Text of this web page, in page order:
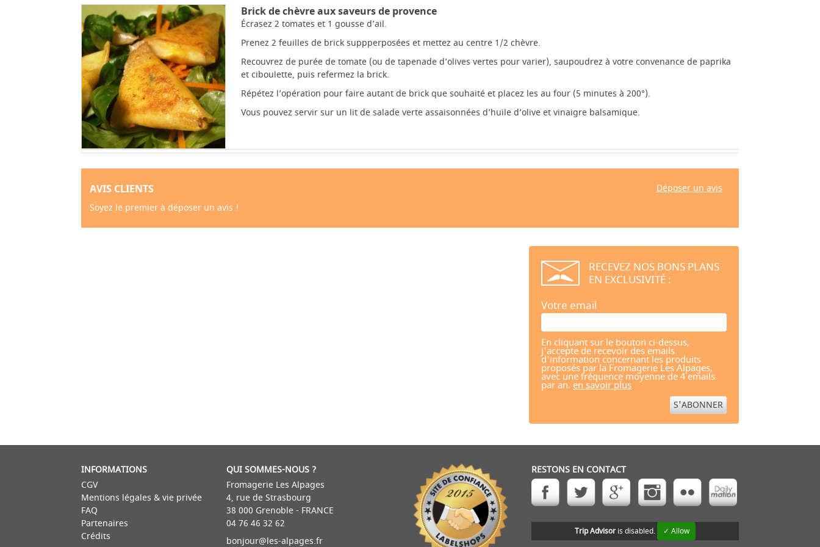
Brick de chèvre aux saveurs de provence
Écrasez 2 tomates et 1 gousse d’ail.
Prenez 2 feuilles de brick suppperposées et mettez au centre 1/2 chèvre.
Recouvrez de purée de tomate (ou de tapenade d’olives vertes pour varier), saupoudrez à votre convenance de paprika
et ciboulette, puis refermez la brick.
Répétez l’opération pour faire autant de brick que souhaité et placez les au four (5 minutes à 200°).
Vous pouvez servir sur un lit de salade verte assaisonnées d’huile d’olive et vinaigre balsamique.
Déposer un avis
AVIS CLIENTS
Soyez le premier à déposer un avis !
RECEVEZ NOS BONS PLANS
EN EXCLUSIVITÉ :
Votre email
En cliquant sur le bouton ci-dessus,
j'accepte de recevoir des emails
d'information concernant les produits
proposés par la Fromagerie Les Alpages,
avec une fréquence moyenne de 4 emails
par an. en savoir plus
INFORMATIONS
CGV
Mentions légales & vie privée
FAQ
Partenaires
Crédits
QUI SOMMES-NOUS ?
Fromagerie Les Alpages
4, rue de Strasbourg
38 000 Grenoble - FRANCE
04 76 46 32 62
bonjour@les-alpages.fr
RESTONS EN CONTACT
Trip Advisoris disabled. ✓ Allow